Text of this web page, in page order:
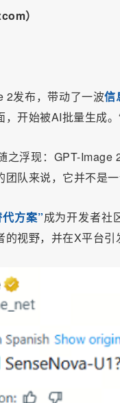
）
2发布，带动了一波信
开始被AI批量生成
之浮现：GPT-
队来说，它并不是一
方案”成为开发者社
视野，并在X平台引